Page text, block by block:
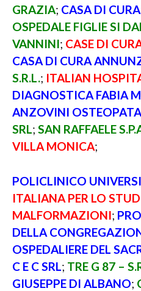
GRAZIA; CASA DI
OSPEDALE FIGLIE SI
VANNINI; CASE DI
CASA DI CURA
S.R.L.; ITALIAN
DIAGNOSTICA FABIA
ANZOVINI
SRL; SAN RAFFAELE
VILLA MONICA;
POLICLINICO
ITALIANA PER LO
MALFORMAZIONI;
DELLA
OSPEDALIERE DEL
C E C SRL; TRE G 87 –
GIUSEPPE DI ALBANO;